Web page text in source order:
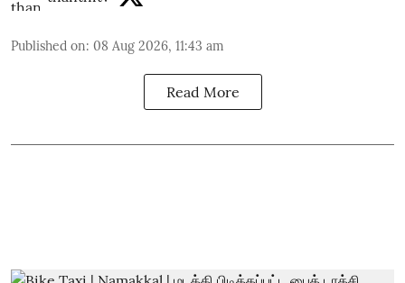
Published on: 08 Aug 2026, 11:43 am
Read More